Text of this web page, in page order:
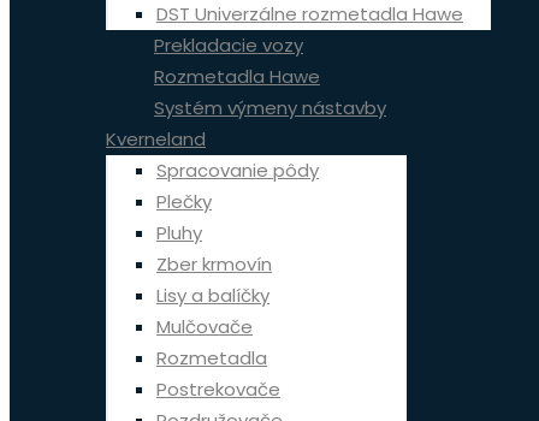
DST Univerzálne rozmetadla Hawe
Prekladacie vozy
Rozmetadla Hawe
Systém výmeny nástavby
Kverneland
Spracovanie pôdy
Plečky
Pluhy
Zber krmovín
Lisy a balíčky
Mulčovače
Rozmetadla
Postrekovače